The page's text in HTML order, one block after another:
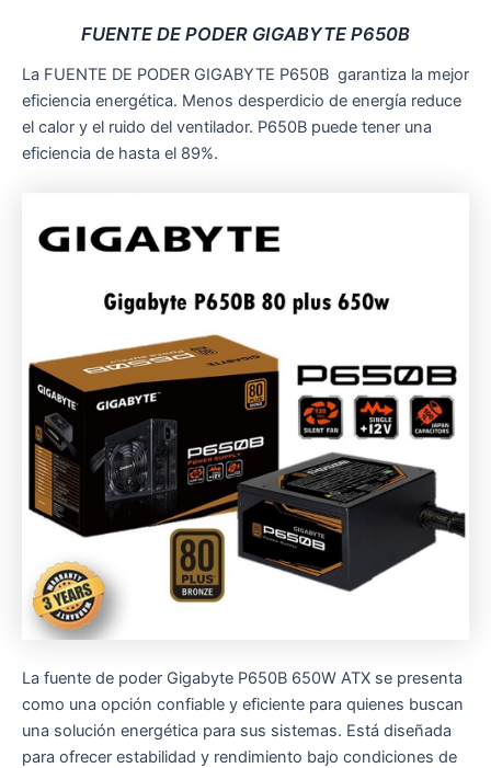
FUENTE DE PODER GIGABYTE P650B
La FUENTE DE PODER GIGABYTE P650B garantiza la mejor
eficiencia energética. Menos desperdicio de energía reduce
el calor y el ruido del ventilador. P650B puede tener una
eficiencia de hasta el 89%.
La fuente de poder Gigabyte P650B 650W ATX se presenta
como una opción confiable y eficiente para quienes buscan
una solución energética para sus sistemas. Está diseñada
para ofrecer estabilidad y rendimiento bajo condiciones de